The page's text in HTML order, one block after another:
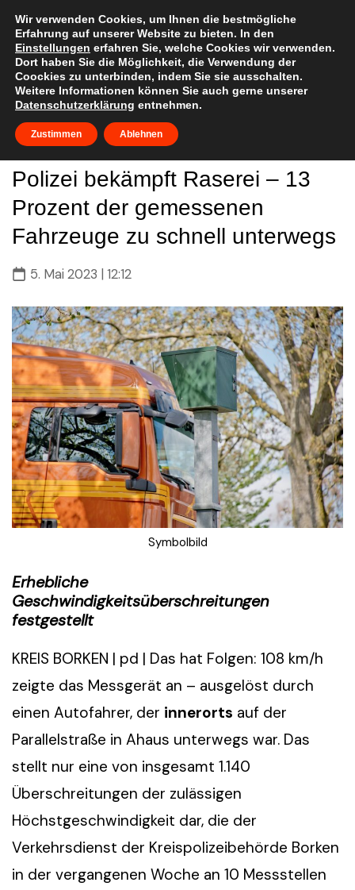
content
Polizei bekämpft Raserei – 13
Prozent der gemessenen
Fahrzeuge zu schnell unterwegs
5. Mai 2023 | 12:12
Symbolbild
Erhebliche
Geschwindigkeitsüberschreitungen
festgestellt
KREIS BORKEN | pd | Das hat Folgen: 108 km/h
zeigte das Messgerät an – ausgelöst durch
einen Autofahrer, der innerorts auf der
Parallelstraße in Ahaus unterwegs war. Das
stellt nur eine von insgesamt 1.140
Überschreitungen der zulässigen
Höchstgeschwindigkeit dar, die der
Verkehrsdienst der Kreispolizeibehörde Borken
in der vergangenen Woche an 10 Messstellen
Wir verwenden Cookies, um Ihnen die bestmögliche
Erfahrung auf unserer Website zu bieten. In den
Einstellungen erfahren Sie, welche Cookies wir verwenden.
Dort haben Sie die Möglichkeit, die Verwendung der
Coockies zu unterbinden, indem Sie sie ausschalten.
Weitere Informationen können Sie auch gerne unserer
Datenschutzerklärung entnehmen.
Zustimmen Ablehnen